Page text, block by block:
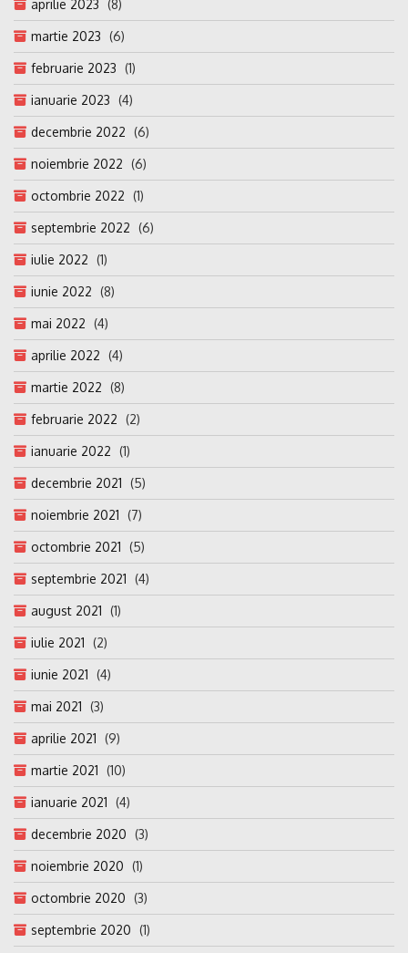
aprilie 2023 (8)
martie 2023 (6)
februarie 2023 (1)
ianuarie 2023 (4)
decembrie 2022 (6)
noiembrie 2022 (6)
octombrie 2022 (1)
septembrie 2022 (6)
iulie 2022 (1)
iunie 2022 (8)
mai 2022 (4)
aprilie 2022 (4)
martie 2022 (8)
februarie 2022 (2)
ianuarie 2022 (1)
decembrie 2021 (5)
noiembrie 2021 (7)
octombrie 2021 (5)
septembrie 2021 (4)
august 2021 (1)
iulie 2021 (2)
iunie 2021 (4)
mai 2021 (3)
aprilie 2021 (9)
martie 2021 (10)
ianuarie 2021 (4)
decembrie 2020 (3)
noiembrie 2020 (1)
octombrie 2020 (3)
septembrie 2020 (1)